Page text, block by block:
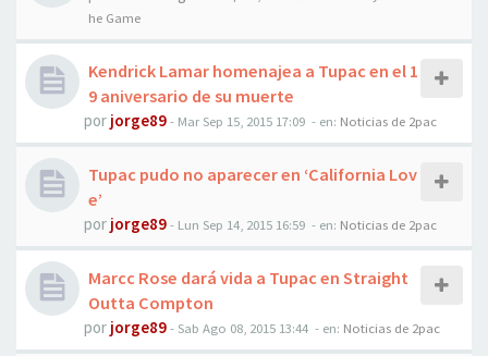
he Game
Kendrick Lamar homenajea a Tupac en el 1
9 aniversario de su muerte
por jorge89- Mar Sep 15, 2015 17:09 - en: Noticias de 2pac
Tupac pudo no aparecer en ‘California Lov
e’
por jorge89- Lun Sep 14, 2015 16:59 - en: Noticias de 2pac
Marcc Rose dará vida a Tupac en Straight
Outta Compton
por jorge89- Sab Ago 08, 2015 13:44 - en: Noticias de 2pac